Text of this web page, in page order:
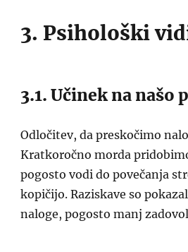
3. Psihološki
3.1. Učinek na
Odločitev, da preskočimo
Kratkoročno morda
pogosto vodi do povečanja
kopičijo. Raziskave so
naloge, pogosto manj